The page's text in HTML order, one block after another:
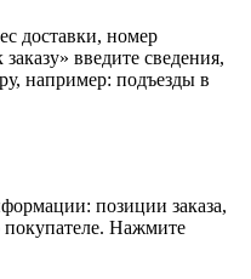
доставки, номер
введите сведения,
например: подъезды в
позиции заказа,
Нажмите